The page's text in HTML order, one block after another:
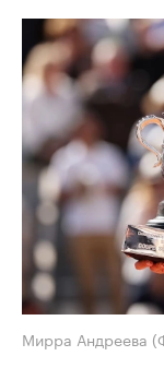
Мирра Андреева